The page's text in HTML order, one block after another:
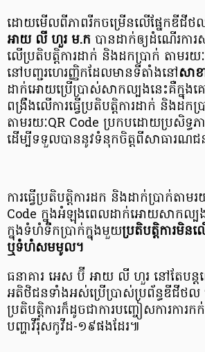
ដោយមើលពីភាពរីកចម្រើនលើផ្នែកឌីជីថ
អាយ លី​ ហួរ​ ម.​ក បាន​ដាក់ឲ្យដំណើរកា
លើប្រតិបត្តិការដាក់ និងដកប្រាក់ តាមរយៈ
នៅបញ្ជរហេរញ្ញិកដែលមានទីតាំងនៅសាខ
ដាក់អោយប្រើប្រាស់សាកល្បងនេះគឺក្នុ
ពង្រឹងលើការធ្វើប្រតិបត្តិការដាក់ និងដក
តាមរយៈQR Code ប្រកបដោយប្រសិទ្ធ
ដើម្បីទទួលបាននូវទំនុកចិត្តពីសាធារណជ
ការធ្វើប្រតិបត្តិការដក និងដាក់ប្រាក់តាមរ
Code ក្នុងអំឡុងពេលដាក់អោយសាកល្បង
ក្នុងទំហំទឹកប្រាក់ក្នុងមួយប្រតិបត្តិការមិ
ឬទំហំសមមូល។
ធនាគារ អេស ប៊ី អាយ លី ហួរ នៅតែបន្
អតិថិជនទាំងអស់ប្រើប្រាស់ប្រព័ន្ធឌីជីថល
ប្រតិបត្តិការក៏ដូចជាការបញ្ចៀសការការ
បញ្ហាវីរ៉ុសកូវីដ-១៩ផងដែរ៕